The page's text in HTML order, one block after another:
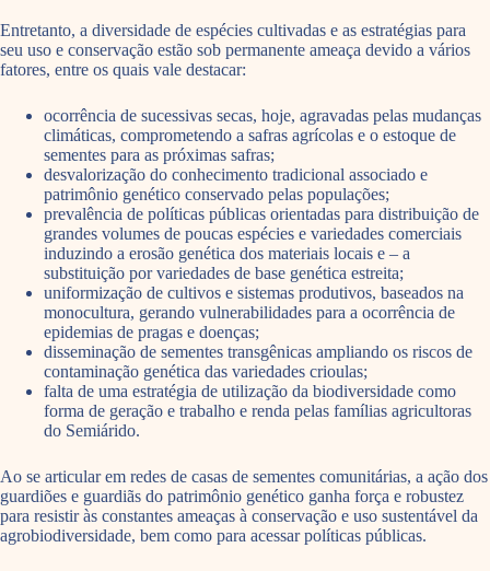
Entretanto, a diversidade de espécies cultivadas e as estratégias para
seu uso e conservação estão sob permanente ameaça devido a vários
fatores, entre os quais vale destacar:
ocorrência de sucessivas secas, hoje, agravadas pelas mudanças
climáticas, comprometendo a safras agrícolas e o estoque de
sementes para as próximas safras;
desvalorização do conhecimento tradicional associado e
patrimônio genético conservado pelas populações;
prevalência de políticas públicas orientadas para distribuição de
grandes volumes de poucas espécies e variedades comerciais
induzindo a erosão genética dos materiais locais e – a
substituição por variedades de base genética estreita;
uniformização de cultivos e sistemas produtivos, baseados na
monocultura, gerando vulnerabilidades para a ocorrência de
epidemias de pragas e doenças;
disseminação de sementes transgênicas ampliando os riscos de
contaminação genética das variedades crioulas;
falta de uma estratégia de utilização da biodiversidade como
forma de geração e trabalho e renda pelas famílias agricultoras
do Semiárido.
Ao se articular em redes de casas de sementes comunitárias, a ação dos
guardiões e guardiãs do patrimônio genético ganha força e robustez
para resistir às constantes ameaças à conservação e uso sustentável da
agrobiodiversidade, bem como para acessar políticas públicas.